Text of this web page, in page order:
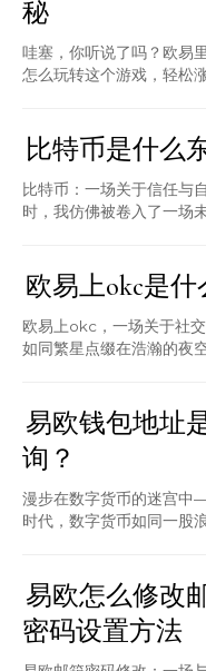
秘
哇塞，你听说了吗？欧易
怎么玩转这个游戏，轻松
比特币是什么
比特币：一场关于信任与
时，我仿佛被卷入了一场
欧易上okc是什
欧易上okc，一场关于社
如同繁星点缀在浩瀚的夜
易欧钱包地址
询？
漫步在数字货币的迷宫中
时代，数字货币如同一股
易欧怎么修改
密码设置方法